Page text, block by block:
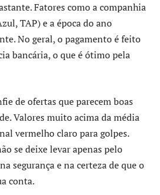
Fatores como a companhia
TAP) e a época do ano
No geral, o pagamento é feito
bancária, o que é ótimo pela
de ofertas que parecem boas
Valores muito acima da média
vermelho claro para golpes.
se deixe levar apenas pelo
segurança e na certeza de que o
conta.